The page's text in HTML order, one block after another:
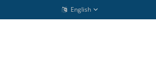
English